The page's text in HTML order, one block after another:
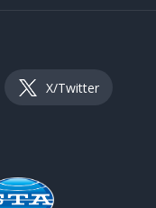
X/Twitter